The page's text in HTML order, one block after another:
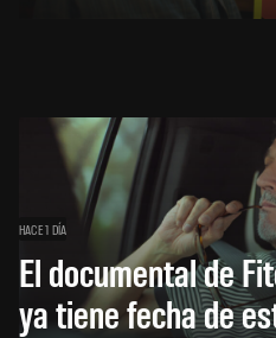
HACE 1 DÍA
El documental de
ya tiene fecha de